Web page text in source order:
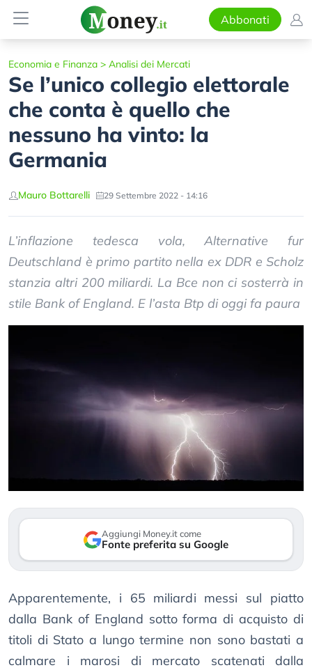
Abbonati
Economia e Finanza > Analisi dei Mercati
Se l’unico collegio elettorale
che conta è quello che
nessuno ha vinto: la
Germania
Mauro Bottarelli 29 Settembre 2022 - 14:16
L’inflazione tedesca vola, Alternative fur
Deutschland è primo partito nella ex DDR e Scholz
stanzia altri 200 miliardi. La Bce non ci sosterrà in
stile Bank of England. E l’asta Btp di oggi fa paura
Aggiungi Money.it come
Fonte preferita su Google
Apparentemente, i 65 miliardi messi sul piatto
dalla Bank of England sotto forma di acquisto di
titoli di Stato a lungo termine non sono bastati a
calmare i marosi di mercato scatenati dalla